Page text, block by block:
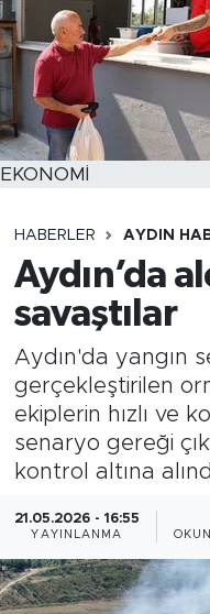
EKONOMİ
HABERLER AYDIN
Aydın’da
savaştılar
Aydın'da yangın
gerçekleştirilen
ekiplerin hızlı ve
senaryo gereği
kontrol altına
21.05.2026 - 16:55
YAYINLANMA